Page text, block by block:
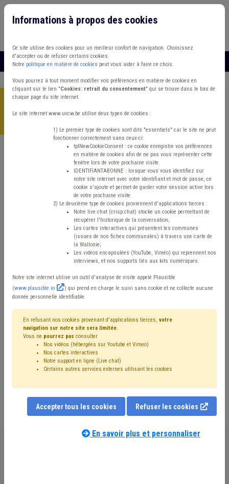
Accueil >Environnement
nouveaux outils relatifs à l’intégration de la question des
Environnement Marchés publics
Publication de deux
nouveaux outils
relatifs à l’intégration
de la question des
terres excavées dans le
cadre de différents
marchés publics
Mis en ligne le 12 Juin 2025 - Elodie BAVAY, Matteo GASTOUT,
Frédérique WITTERS
Lors de notre webinaire«Gestion des terres
excavées : focus sur vos marchés publics»du 28
prochaine de nouveaux outils liés à cette thématique.
Informations à propos des cookies
Ce site utilise des cookies pour un meilleur confort de navigation. Choisissez
d'accepter ou de refuser certains cookies.
Notre politique en matière de cookies peut vous aider à faire ce choix.
Vous pourrez à tout moment modifier vos préférences en matière de cookies en
cliquant sur le lien "Cookies: retrait du consentement" qui se trouve dans le bas de
chaque page du site internet.
Le site internet www.uvcw.be utilise deux types de cookies :
1) Le premier type de cookies sont dits "essentiels" car le site ne peut
fonctionner correctement sans ceux-ci:
tplNewCookieConsent : ce cookie enregistre vos préférences
en matière de cookies afin de ne pas vous représenter cette
fenêtre lors de votre prochaine visite.
IDENTIFIANTABONNE : lorsque vous vous identifiez sur
notre site internet avec votre identifiant et mot de passe, ce
cookie s'ajoute et permet de garder votre session active lors
de votre prochaine visite.
2) Le deuxième type de cookies proviennent d'applications tierces :
Notre live chat (crisp.chat) stocke un cookie permettant de
récupérer l'historique de la conversation;
Les cartes interactives qui présentent les communes
(issues de nos fiches communales) à travers une carte de
la Wallonie;
Les vidéos encapsulées (YouTube, Viméo) qui reprennent nos
interviews, et nos supports liés aux kits numériques.
Notre site internet utilise un outil d'analyse de visite appelé Plausible
(www.plausible.io
) qui prend en charge le suivi sans cookie et ne collecte aucune
donnée personnelle identifiable.
En refusant nos cookies provenant d'applications tierces, votre
navigation sur notre site sera limitée.
Vous ne pourrez pas consulter
Nos vidéos (hébergées sur Youtube et Vimeo)
Nos cartes interactives
Notre support en ligne (Live chat)
Certains autres services externes utilisant les cookies
Accepter tous les cookies Refuser les cookies
En savoir plus et personnaliser